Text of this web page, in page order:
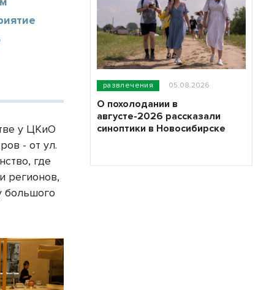
у ЦКиО
- от ул.
где
регионов,
большого
развлечения 05.08.2026
О похолодании в
августе-2026 рассказали
синоптики в Новосибирске